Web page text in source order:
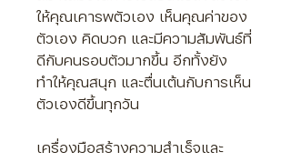
ให้คุณเคารพตัวเอง เห็นคุณค่าของ
ตัวเอง คิดบวก และมีความสัมพันธ์ที่
ดีกับคนรอบตัวมากขึ้น อีกทั้งยัง
ทำให้คุณสนุก และตื่นเต้นกับการเห็น
ตัวเองดีขึ้นทุกวัน
เครื่องมือสร้างความสำเร็จและ